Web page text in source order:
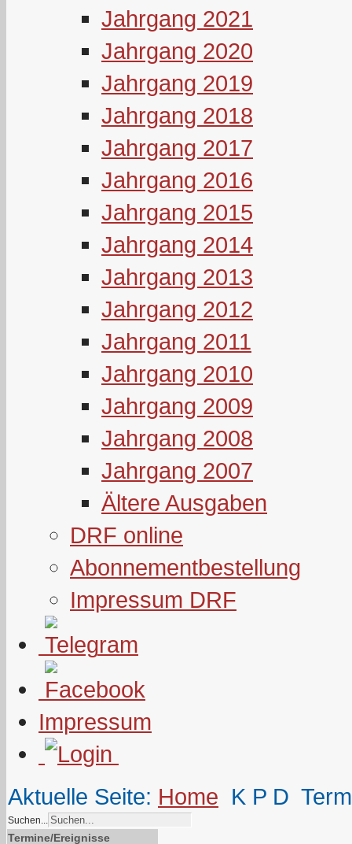
Jahrgang 2021
Jahrgang 2020
Jahrgang 2019
Jahrgang 2018
Jahrgang 2017
Jahrgang 2016
Jahrgang 2015
Jahrgang 2014
Jahrgang 2013
Jahrgang 2012
Jahrgang 2011
Jahrgang 2010
Jahrgang 2009
Jahrgang 2008
Jahrgang 2007
Ältere Ausgaben
DRF online
Abonnementbestellung
Impressum DRF
Impressum
Aktuelle Seite: Home K P D
Suchen...
Termine/Ereignisse